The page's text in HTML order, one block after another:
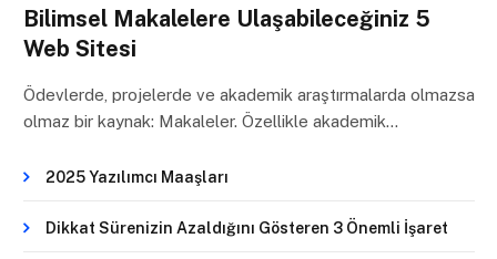
Bilimsel Makalelere Ulaşabileceğiniz 5
Web Sitesi
Ödevlerde, projelerde ve akademik araştırmalarda olmazsa
olmaz bir kaynak: Makaleler. Özellikle akademik…
2025 Yazılımcı Maaşları
Dikkat Sürenizin Azaldığını Gösteren 3 Önemli İşaret